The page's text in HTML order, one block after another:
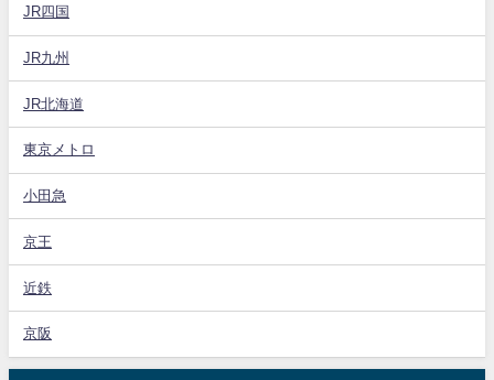
JR四国
JR九州
JR北海道
東京メトロ
小田急
京王
近鉄
京阪